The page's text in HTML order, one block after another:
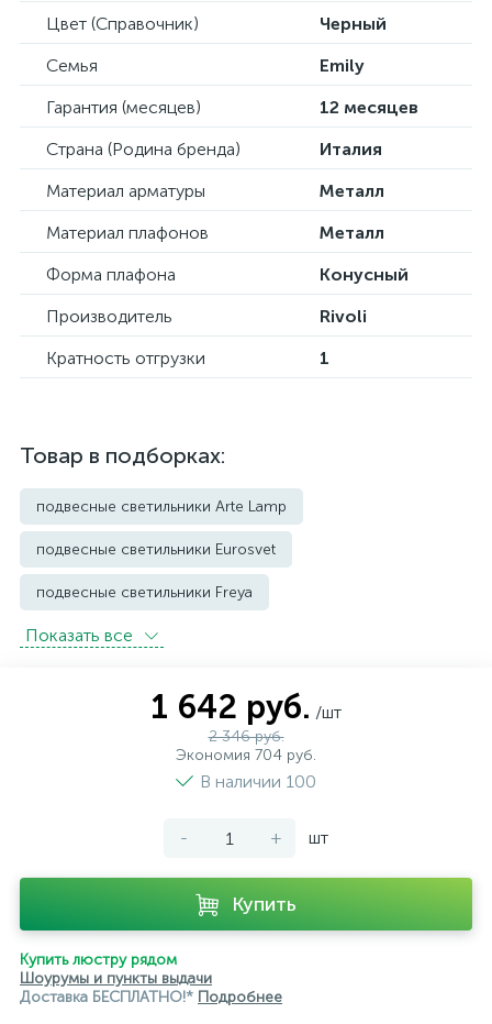
Цвет (Справочник)
Черный
Семья
Emily
Гарантия (месяцев)
12 месяцев
Страна (Родина бренда)
Италия
Материал арматуры
Металл
Материал плафонов
Металл
Форма плафона
Конусный
Производитель
Rivoli
Кратность отгрузки
1
Товар в подборках:
подвесные светильники Arte Lamp
подвесные светильники Eurosvet
подвесные светильники Freya
подвесные светильники Imperium Loft
подвесные светильники Lightstar
подвесные светильники Loft it
подвесные светильники Maytoni
подвесные светильники Newport
подвесные светильники Odeon Light
подвесные светильники ST Luce
Показать всe
1 642 руб. /шт
2 346 руб.
Экономия 704 руб.
В наличии 100
- + шт
Купить
Купить люстру рядом
Шоурумы и пункты выдачи
Доставка БЕСПЛАТНО!* Подробнее